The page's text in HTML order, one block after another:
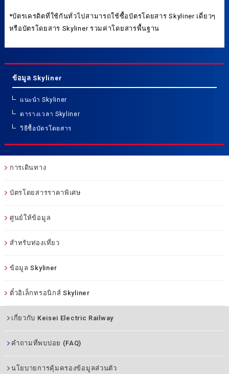
*บัตรเครดิตที่ใช้กันทั่วไปสามารถใช้ซื้อบัตรโดยสาร Skyliner เดี่ยวๆ
หรือบัตรโดยสาร Skyliner รวมค่าโดยสารพื้นฐาน
ข้อมูล Skyliner
แนะนำ Skyliner
ตารางเวลา Skyliner
วิธีซื้อบัตรโดยสาร
การเดินทาง
บัตรโดยสารราคาพิเศษ
ศูนย์ให้ข้อมูล
สำหรับท่องเที่ยว
ข้อมูล Skyliner
ตั๋วอิเล็กทรอนิกส์ Skyliner
เกี่ยวกับ Keisei Electric Railway
คำถามที่พบบ่อย (FAQ)
นโยบายการคุ้มครองข้อมูลส่วนตัว